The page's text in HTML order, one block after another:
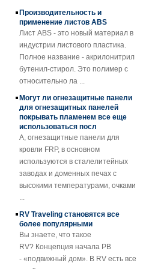
Стеклопластиковая
армированная
пластмасса FRP
композитная
панель для
прицепов
25мм Толщина
Желтый Вогнутый
стеклопластик
Усиленная
пластиковая
решетка FRP
Пластмассовые
профили из
профилированного
армированный
стекловолокном
армированный
пластик FRP
Кровельный лист
равномерную толщину.
Экономичная, аккуратная и
блестящая поверхность.
применение листов ABS
Лист ABS - это новый материал в
индустрии листового пластика.
Полное название - акрилонитрил
бутенил-стирол. Это полимер с
относительно ла ...
для огнезащитных панелей
покрывать пламенем все еще
использоваться посл
A, огнезащитные панели для
кровли FRP, в основном
используются в сталелитейных
заводах и доменных печах с
высокими температурами, очками
...
более популярными
Вы знаете, что такое
RV? Концепция начала РВ
- «подвижный дом». В RV есть все
необходимые предметы для